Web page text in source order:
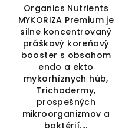
Organics Nutrients
MYKORIZA Premium je
silne koncentrovaný
práškový koreňový
booster s obsahom
endo a ekto
mykorhíznych húb,
Trichodermy,
prospešných
mikroorganizmov a
baktérií....